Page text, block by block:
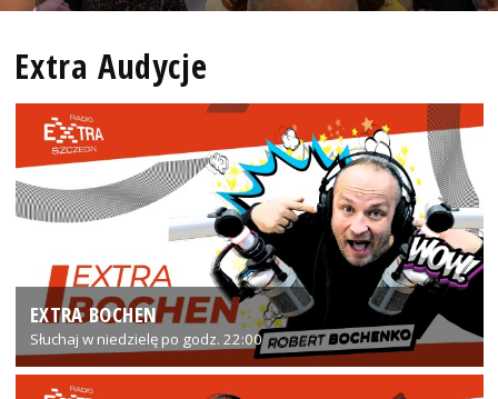
Extra Audycje
EXTRA BOCHEN
Słuchaj w niedzielę po godz. 22:00